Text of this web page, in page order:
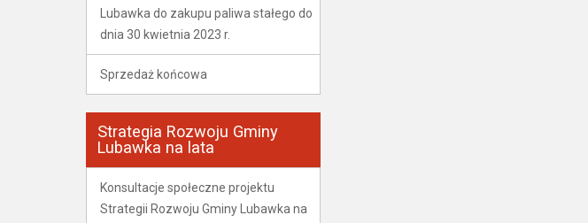
Lubawka do zakupu paliwa stałego do
dnia 30 kwietnia 2023 r.
Sprzedaż końcowa
Strategia Rozwoju Gminy
Lubawka na lata
Konsultacje społeczne projektu
Strategii Rozwoju Gminy Lubawka na